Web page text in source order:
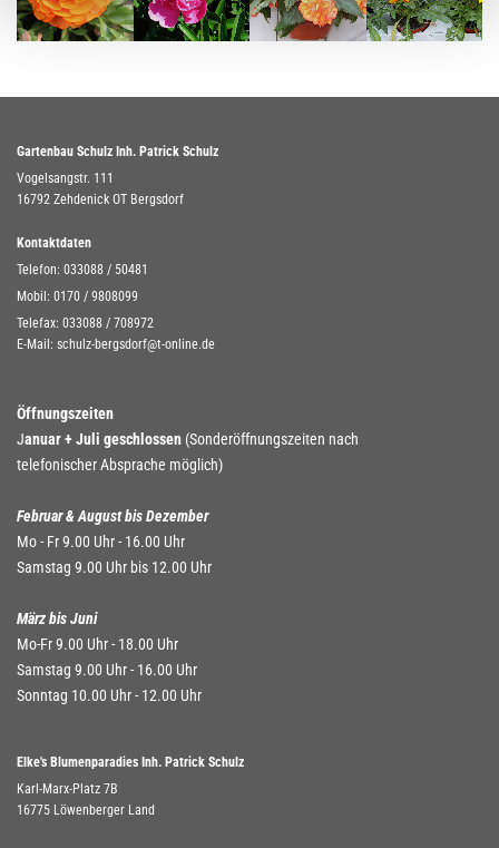
Gartenbau Schulz Inh. Patrick Schulz
Vogelsangstr. 111
16792 Zehdenick OT Bergsdorf
Kontaktdaten
Telefon: 033088 / 50481
Mobil: 0170 / 9808099
Telefax: 033088 / 708972
E-Mail: schulz-bergsdorf@t-online.de
Öffnungszeiten
Januar + Juli geschlossen (Sonderöffnungszeiten nach
telefonischer Absprache möglich)
Februar & August bis Dezember
Mo - Fr 9.00 Uhr - 16.00 Uhr
Samstag 9.00 Uhr bis 12.00 Uhr
März bis Juni
Mo-Fr 9.00 Uhr - 18.00 Uhr
Samstag 9.00 Uhr - 16.00 Uhr
Sonntag 10.00 Uhr - 12.00 Uhr
Elke's Blumenparadies Inh. Patrick Schulz
Karl-Marx-Platz 7B
16775 Löwenberger Land